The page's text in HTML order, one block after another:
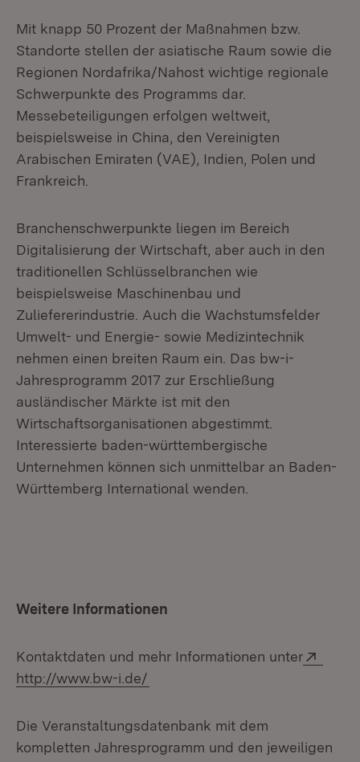
Mit knapp 50 Prozent der Maßnahmen bzw.
Standorte stellen der asiatische Raum sowie die
Regionen Nordafrika/Nahost wichtige regionale
Schwerpunkte des Programms dar.
Messebeteiligungen erfolgen weltweit,
beispielsweise in China, den Vereinigten
Arabischen Emiraten (VAE), Indien, Polen und
Frankreich.
Branchenschwerpunkte liegen im Bereich
Digitalisierung der Wirtschaft, aber auch in den
traditionellen Schlüsselbranchen wie
beispielsweise Maschinenbau und
Zuliefererindustrie. Auch die Wachstumsfelder
Umwelt- und Energie- sowie Medizintechnik
nehmen einen breiten Raum ein. Das bw-i-
Jahresprogramm 2017 zur Erschließung
ausländischer Märkte ist mit den
Wirtschaftsorganisationen abgestimmt.
Interessierte baden-württembergische
Unternehmen können sich unmittelbar an Baden-
Württemberg International wenden.
Weitere Informationen
Kontaktdaten und mehr Informationen unter
http://www.bw-i.de/
Die Veranstaltungsdatenbank mit dem
kompletten Jahresprogramm und den jeweiligen